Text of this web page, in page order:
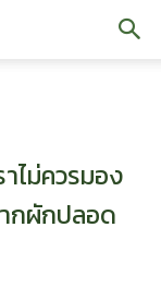
ไม่ควรมอง
กผักปลอด